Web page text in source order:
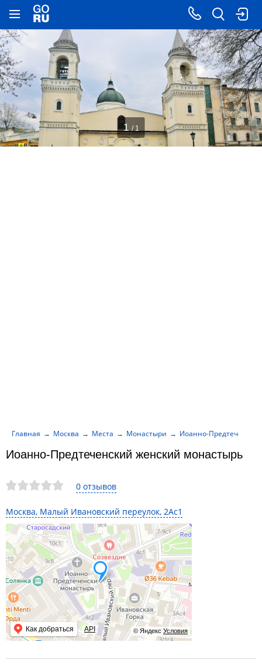
0 отзывов
Москва, Малый Ивановский переулок, 2Ас1
© Яндекс Условия
Как добраться API
Иоанно-Предтеченский женский монастырь
Главная Москва Места Монастыри Иоанно-
1 / 1